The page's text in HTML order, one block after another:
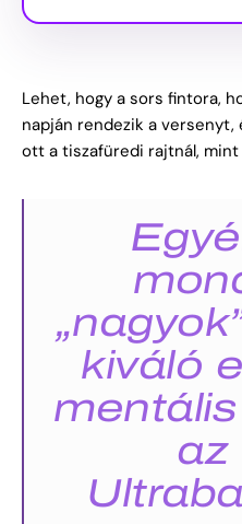
Lehet, hogy a sors fintora,
napján rendezik a versenyt,
ott a tiszafüredi rajtnál, mint
kiváló
az